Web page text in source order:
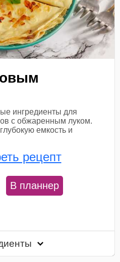
ингредиенты для
с обжаренным луком.
емкость и
рецепт
В планнер